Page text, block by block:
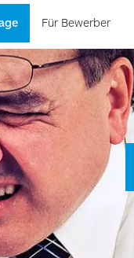
Für Bewerber